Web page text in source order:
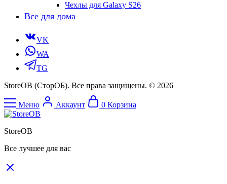
Чехлы для Galaxy S26
Все для дома
VK
WA
TG
StoreOB (CторОБ). Все права защищены. © 2026
Меню Аккаунт 0 Корзина
StoreOB
Все лучшее для вас